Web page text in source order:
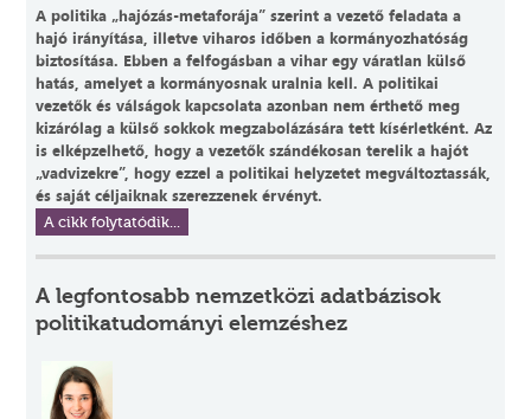
A politika „hajózás-metaforája” szerint a vezető feladata a
hajó irányítása, illetve viharos időben a kormányozhatóság
biztosítása. Ebben a felfogásban a vihar egy váratlan külső
hatás, amelyet a kormányosnak uralnia kell. A politikai
vezetők és válságok kapcsolata azonban nem érthető meg
kizárólag a külső sokkok megzabolázására tett kísérletként. Az
is elképzelhető, hogy a vezetők szándékosan terelik a hajót
„vadvizekre”, hogy ezzel a politikai helyzetet megváltoztassák,
és saját céljaiknak szerezzenek érvényt.
A cikk folytatódik...
A legfontosabb nemzetközi adatbázisok
politikatudományi elemzéshez